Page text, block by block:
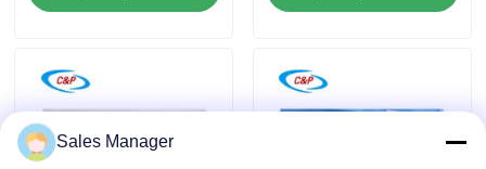
Tin tức
Các vụ án
Sales Manager